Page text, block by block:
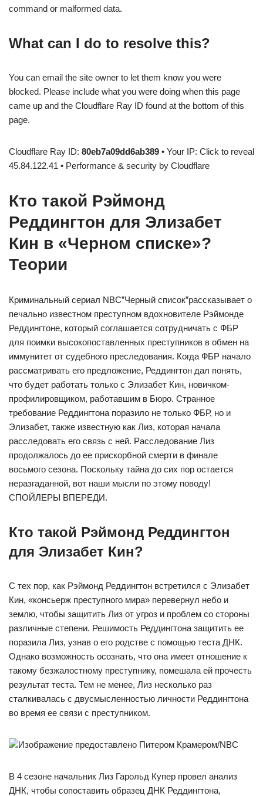
command or malformed data.
What can I do to resolve this?
You can email the site owner to let them know you were
blocked. Please include what you were doing when this page
came up and the Cloudflare Ray ID found at the bottom of this
page.
Cloudflare Ray ID: 80eb7a09dd6ab389 • Your IP: Click to reveal
45.84.122.41 • Performance & security by Cloudflare
Кто такой Рэймонд
Реддингтон для Элизабет
Кин в «Черном списке»?
Теории
Криминальный сериал NBC”Черный список”рассказывает о
печально известном преступном вдохновителе Рэймонде
Реддингтоне, который соглашается сотрудничать с ФБР
для поимки высокопоставленных преступников в обмен на
иммунитет от судебного преследования. Когда ФБР начало
рассматривать его предложение, Реддингтон дал понять,
что будет работать только с Элизабет Кин, новичком-
профилировщиком, работавшим в Бюро. Странное
требование Реддингтона поразило не только ФБР, но и
Элизабет, также известную как Лиз, которая начала
расследовать его связь с ней. Расследование Лиз
продолжалось до ее прискорбной смерти в финале
восьмого сезона. Поскольку тайна до сих пор остается
неразгаданной, вот наши мысли по этому поводу!
СПОЙЛЕРЫ ВПЕРЕДИ.
Кто такой Рэймонд Реддингтон
для Элизабет Кин?
С тех пор, как Рэймонд Реддингтон встретился с Элизабет
Кин, «консьерж преступного мира» перевернул небо и
землю, чтобы защитить Лиз от угроз и проблем со стороны
различные степени. Решимость Реддингтона защитить ее
поразила Лиз, узнав о его родстве с помощью теста ДНК.
Однако возможность осознать, что она имеет отношение к
такому безжалостному преступнику, помешала ей прочесть
результат теста. Тем не менее, Лиз несколько раз
сталкивалась с двусмысленностью личности Реддингтона
во время ее связи с преступником.
Изображение предоставлено Питером Крамером/NBC
В 4 сезоне начальник Лиз Гарольд Купер провел анализ
ДНК, чтобы сопоставить образец ДНК Реддингтона,